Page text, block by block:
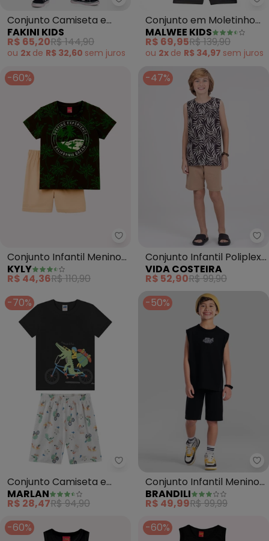
Fakini Kids - Conjunto
Conjunto Camiseta e
Bermuda Spider-Man
(Preto)
FAKINI KIDS
R$ 65,20R$ 144,90
ou 2x de R$ 32,60 sem juros
Conjunto em Moletinho
The Avengers® (Preto)
MALWEE KIDS
R$ 69,95R$ 139,90
ou 2x de R$ 34,97 sem juros
-60%
Kyly - Conjunto Infantil Menino
Conjunto Infantil Menino
Estampado (Preto)
KYLY
R$ 44,36R$ 110,90
-47%
Conjunto Infantil Poliplex
Folhas (Preto)
VIDA COSTEIRA
R$ 52,90R$ 99,90
-70%
Marlan - Conjunto Camiseta e
Conjunto Camiseta e
Bermuda em Microfibra
(Preto)
MARLAN
R$ 28,47R$ 94,90
-50%
Conjunto Infantil Menino
Skate (Preto)
BRANDILI
R$ 49,99R$ 99,99
-60%
-60%